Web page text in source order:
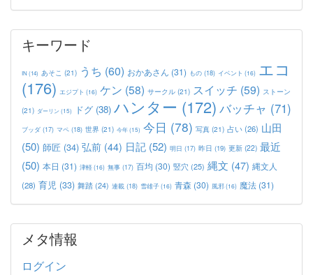
キーワード
IN(14) あそこ (21) うち (60) おかあさん (31) もの (18) イベント (16) エコ
(176) エジプト (16) ケン (58) サークル (21) スイッチ (59) ストーン
(21) ダーリン(15) ドグ (38) ハンター (172) バッチャ (71)
ブッダ (17) マペ (18) 世界 (21) 今年(15) 今日 (78) 写真 (21) 占い(26) 山田
(50) 師匠 (34) 弘前 (44) 日記 (52) 明日 (17) 昨日 (19) 更新 (22) 最近
(50) 本日 (31) 津軽(16) 無事 (17) 百均 (30) 竪穴 (25) 縄文 (47) 縄文人
(28) 育児 (33) 舞踏 (24) 連載 (18) 雪雄子(16) 青森 (30) 風邪(16) 魔法 (31)
メタ情報
ログイン